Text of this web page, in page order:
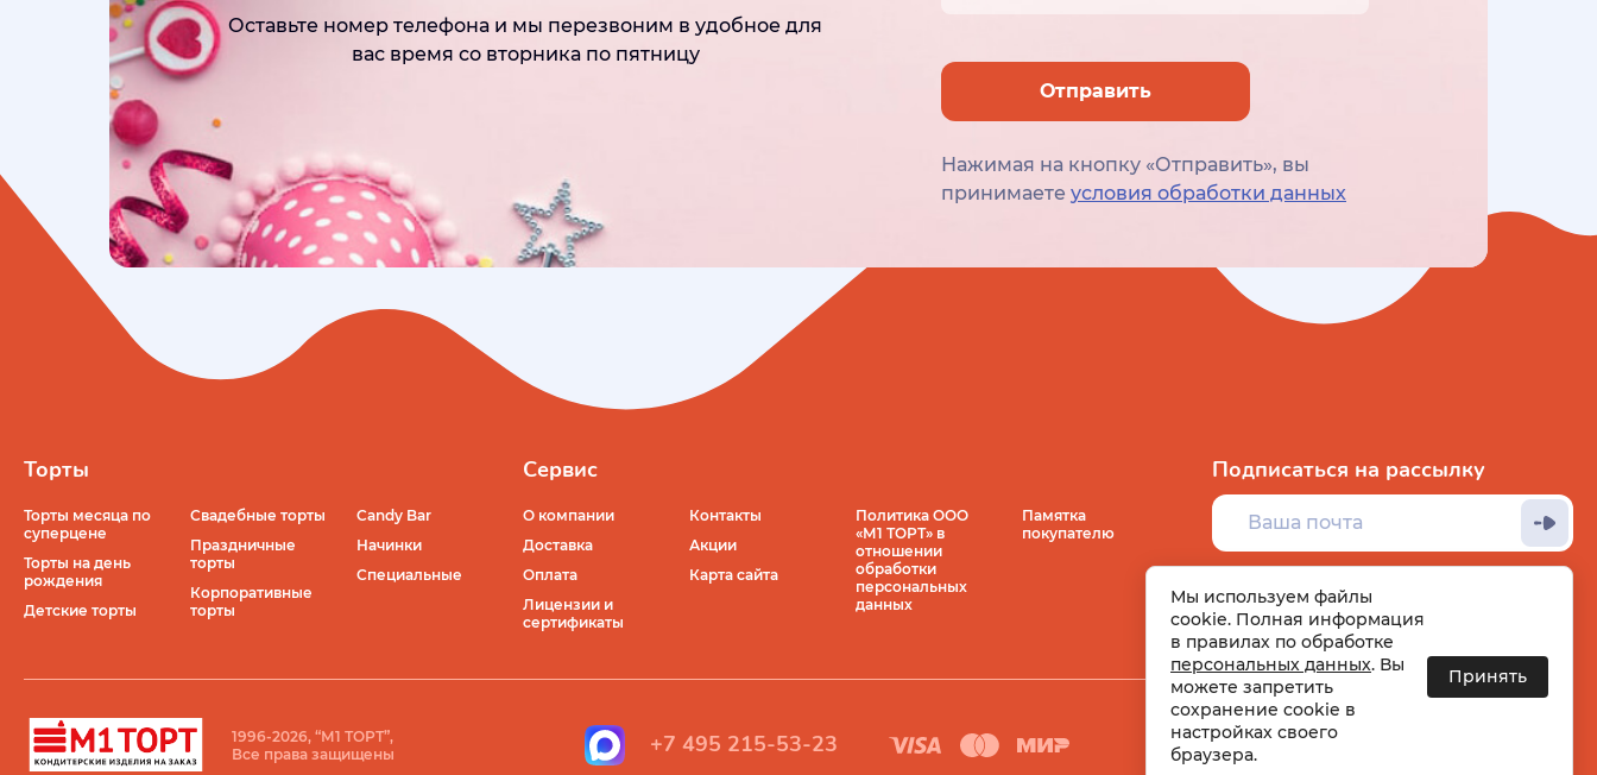
Оставьте номер телефона и мы перезвоним в удобное для
вас время со вторника по пятницу
Отправить
Нажимая на кнопку «Отправить», вы
принимаете условия обработки данных
Торты
Торты месяца по
суперцене
Торты на день
рождения
Детские торты
Свадебные торты
Праздничные
торты
Корпоративные
торты
Candy Bar
Начинки
Специальные
Сервис
О компании
Доставка
Оплата
Лицензии и
сертификаты
Контакты
Акции
Карта сайта
Политика ООО
«М1 ТОРТ» в
отношении
обработки
персональных
данных
Памятка
покупателю
Подписаться на рассылку
1996-2026, “М1 ТОРТ”,
Все права защищены
+7 495 215-53-23 Вход Регистрация
Мы используем файлы
cookie. Полная информация
в правилах по обработке
персональных данных. Вы
можете запретить
сохранение cookie в
настройках своего
браузера.
Принять